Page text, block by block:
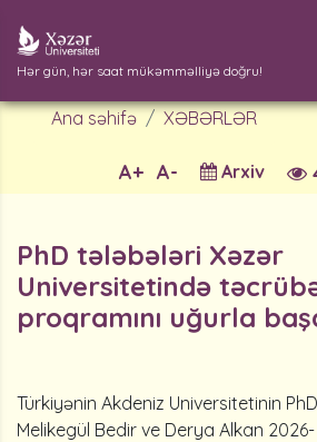
Hər gün, hər saat mükəmməlliyə doğru!
Ana səhifə XƏBƏRLƏR
Arxiv
A-
A+
PhD tələbələri Xəzər
Universitetində
proqramını uğurla
Türkiyənin Akdeniz Universitetinin
Melikegül Bedir ve Derya Alkan 2026-